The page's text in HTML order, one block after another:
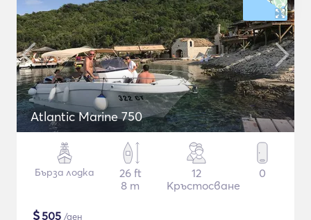
Atlantic Marine 750
Бърза лодка
26 ft
8 m
12
Кръстосване
0
$505 /ден